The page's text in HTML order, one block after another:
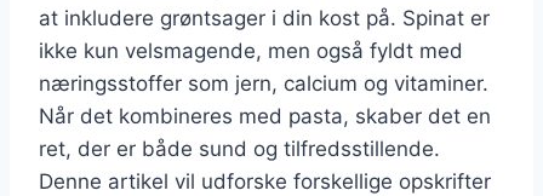
at inkludere grøntsager i din kost på. Spinat er
ikke kun velsmagende, men også fyldt med
næringsstoffer som jern, calcium og vitaminer.
Når det kombineres med pasta, skaber det en
ret, der er både sund og tilfredsstillende.
Denne artikel vil udforske forskellige opskrifter